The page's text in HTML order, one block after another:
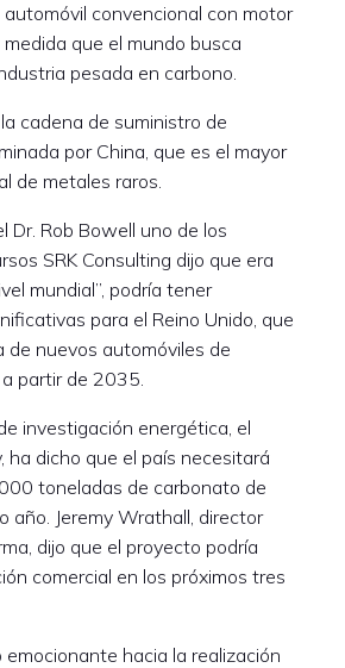
convencional con motor
que el mundo busca
pesada en carbono.
cadena de suministro de
por China, que es el mayor
de metales raros.
Dr. Rob Bowell uno de los
SRK Consulting dijo que era
mundial”, podría tener
para el Reino Unido, que
de nuevos automóviles de
partir de 2035.
investigación energética, el
ha dicho que el país necesitará
toneladas de carbonato de
año. Jeremy Wrathall, director
dijo que el proyecto podría
comercial en los próximos tres
emocionante hacia la realización